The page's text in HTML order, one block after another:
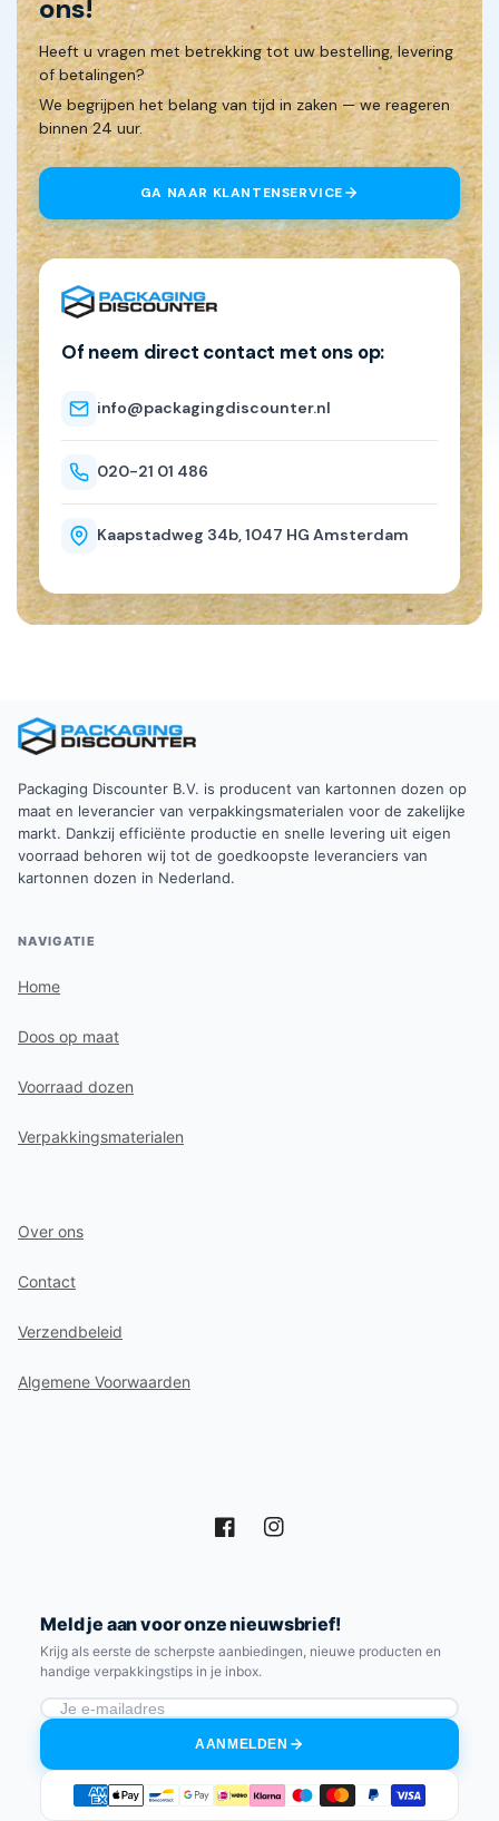
ons!
Heeft u vragen met betrekking tot uw bestelling, levering
of betalingen?
We begrijpen het belang van tijd in zaken — we reageren
binnen 24 uur.
GA NAAR KLANTENSERVICE
Of neem direct contact met ons op:
info@packagingdiscounter.nl
020-21 01 486
Kaapstadweg 34b, 1047 HG Amsterdam
Packaging Discounter B.V. is producent van kartonnen dozen op
maat en leverancier van verpakkingsmaterialen voor de zakelijke
markt. Dankzij efficiënte productie en snelle levering uit eigen
voorraad behoren wij tot de goedkoopste leveranciers van
kartonnen dozen in Nederland.
NAVIGATIE
Home
Doos op maat
Voorraad dozen
Verpakkingsmaterialen
Over ons
Contact
Verzendbeleid
Algemene Voorwaarden
FacebookInstagram
Meld je aan voor onze nieuwsbrief!
Krijg als eerste de scherpste aanbiedingen, nieuwe producten en
handige verpakkingstips in je inbox.
AANMELDEN
Betaalmethoden